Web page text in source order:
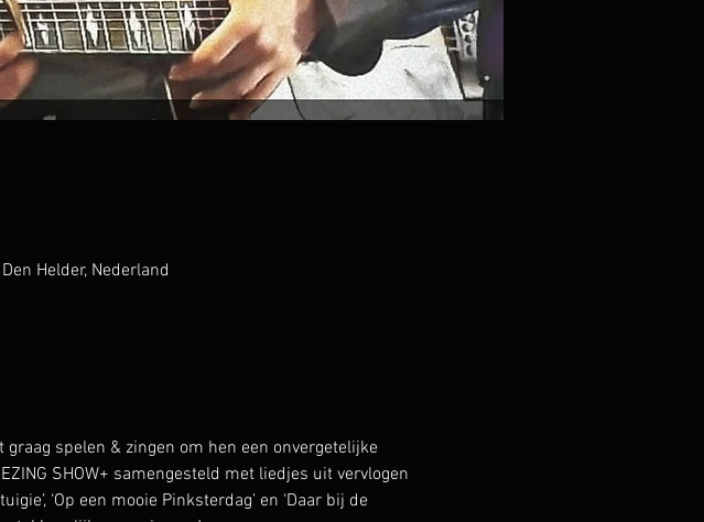
Helder, Nederland
spelen & zingen om hen een onvergetelijke
SHOW+ samengesteld met liedjes uit vervlogen
‘Op een mooie Pinksterdag’ en ‘Daar bij de